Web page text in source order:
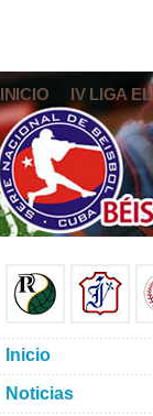
INICIO IV LIGA
Inicio
Noticias